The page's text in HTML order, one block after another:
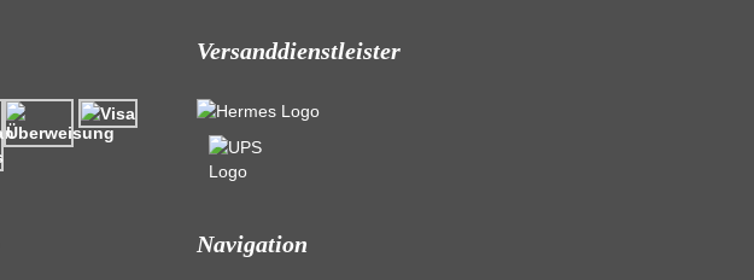
Versanddienstleister
Navigation